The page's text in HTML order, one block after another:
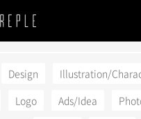
Design
Illustration/
Logo Ads/Idea